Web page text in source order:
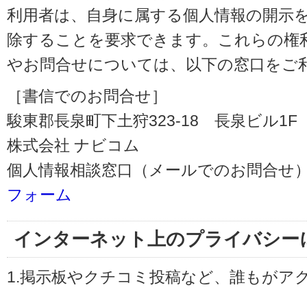
利用者は、自身に属する個人情報の開示
除することを要求できます。これらの権
やお問合せについては、以下の窓口をご
［書信でのお問合せ］
駿東郡長泉町下土狩323-18 長泉ビル1F
株式会社 ナビコム
個人情報相談窓口（メールでのお問合せ
フォーム
インターネット上のプライバシー
1.掲示板やクチコミ投稿など、誰もがア